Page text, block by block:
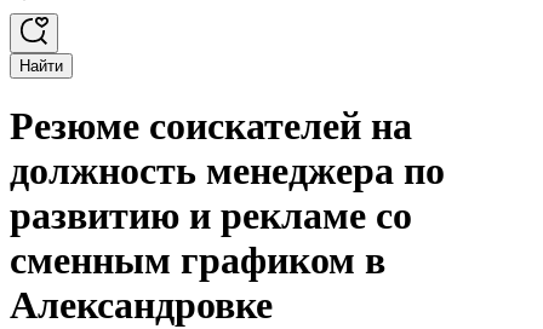
Найти
Резюме соискателей на
должность менеджера по
развитию и рекламе со
сменным графиком в
Александровке